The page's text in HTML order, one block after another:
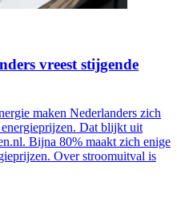
vreest stijgende
maken Nederlanders zich
energieprijzen. Dat blijkt uit
Bijna 80% maakt zich enige
Over stroomuitval is